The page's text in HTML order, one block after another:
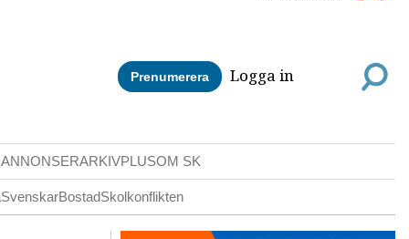
Prenumerera Logga in
ARKIVPLUSOM SK
SvenskarBostadSkolkonflikten